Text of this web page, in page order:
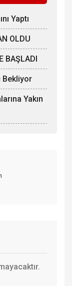
Yaptı
OLDU
BAŞLADI
Bekliyor
Yakın